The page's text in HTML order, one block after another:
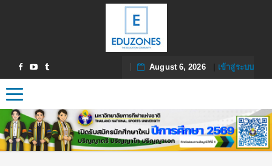
August 6, 2026| เข้าสู่ระบบ
Toggle navigation